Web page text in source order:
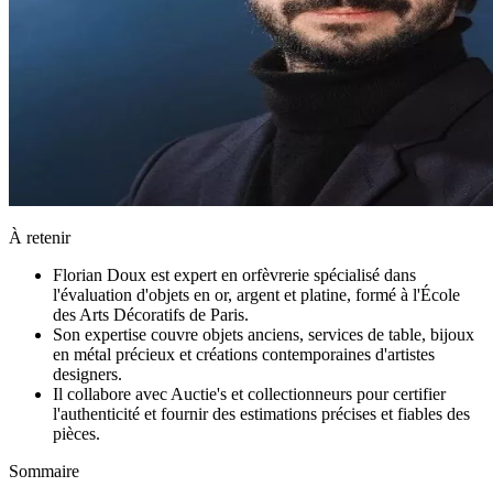
À retenir
Florian Doux est expert en orfèvrerie spécialisé dans
l'évaluation d'objets en or, argent et platine, formé à l'École
des Arts Décoratifs de Paris.
Son expertise couvre objets anciens, services de table, bijoux
en métal précieux et créations contemporaines d'artistes
designers.
Il collabore avec Auctie's et collectionneurs pour certifier
l'authenticité et fournir des estimations précises et fiables des
pièces.
Sommaire